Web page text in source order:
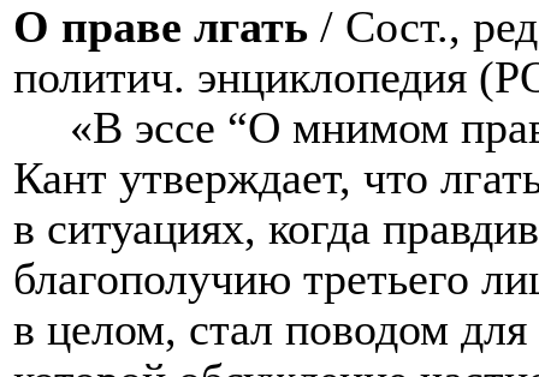
О праве лгать / Сост.,
политич. энциклопедия
«В эссе “О мнимом
Кант утверждает, что
в ситуациях, когда
благополучию третьего
в целом, стал поводом